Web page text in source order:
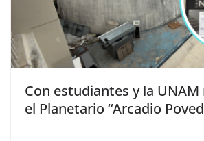
Con estudiantes y la
el Planetario “Arcadio